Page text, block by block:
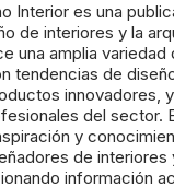
Interior es una
de interiores y la
una amplia variedad
tendencias de
innovadores,
del sector.
y
de interiores
información